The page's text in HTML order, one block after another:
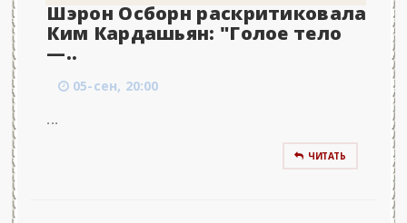
Шэрон Осборн раскритиковала
Ким Кардашьян: "Голое тело
—..
05-сен, 20:00
...
ЧИТАТЬ